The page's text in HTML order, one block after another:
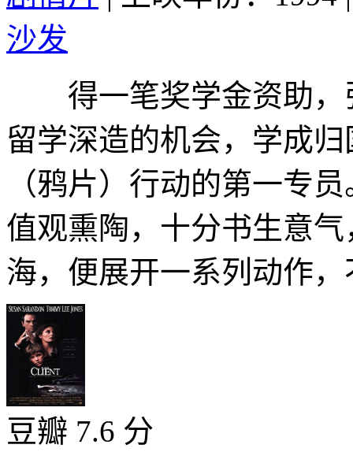
沙发
得一笔奖学金资助，
留学深造的机会，学成
（鸦片）行动的第一
值观熏陶，十分书生意
海，便展开一系列动作
豆瓣 7.6 分